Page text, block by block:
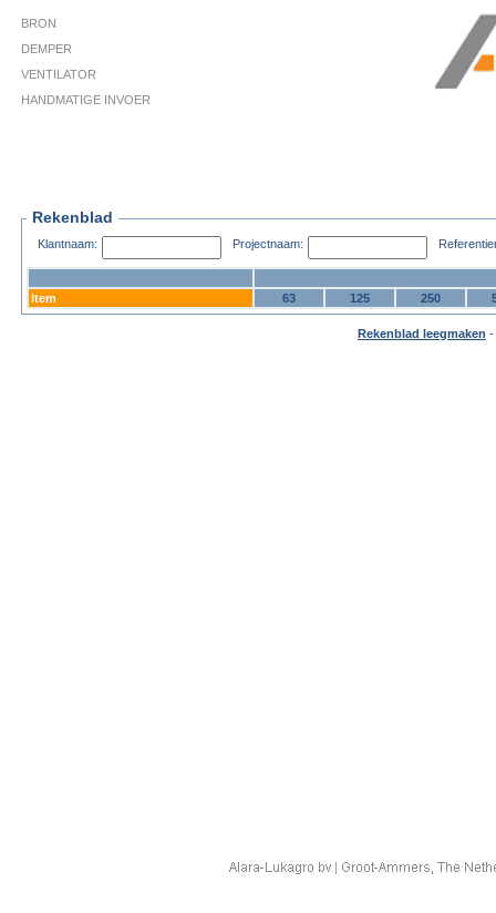
BRON
DEMPER
VENTILATOR
HANDMATIGE INVOER
Rekenblad
Klantnaam: Projectnaam:
Item 63 125 250
Rekenblad leegmaken -